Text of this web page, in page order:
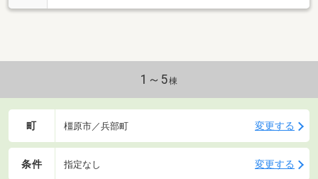
1～5棟
町 橿原市／兵部町 変更する
条件 指定なし 変更する